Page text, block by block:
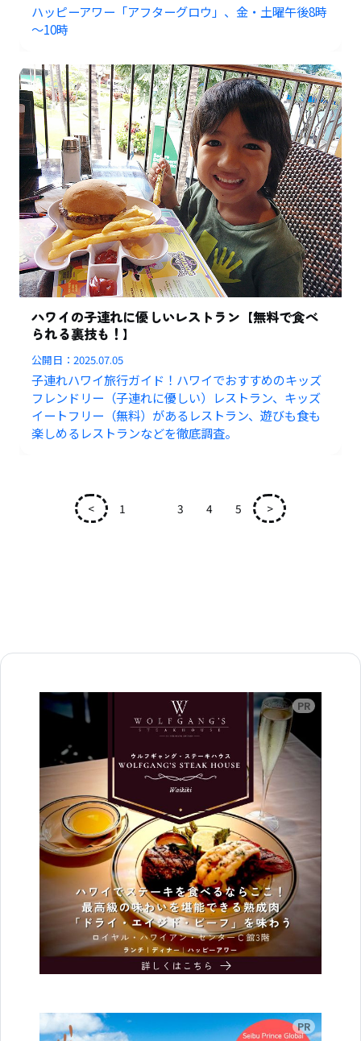
ハッピーアワー「アフターグロウ」、金・土曜午後8時
～10時
ハワイの子連れに優しいレストラン【無料で食べ
られる裏技も！】
公開日：2025.07.05
子連れハワイ旅行ガイド！ハワイでおすすめのキッズ
フレンドリー（子連れに優しい）レストラン、キッズ
イートフリー（無料）があるレストラン、遊びも食も
楽しめるレストランなどを徹底調査。
< 1 3 4 5 >
広告
広告